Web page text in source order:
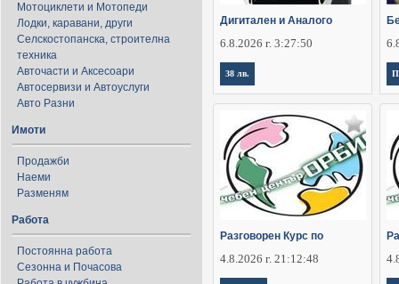
Мотоциклети и Мотопеди
Лодки, каравани, други
Селскостопанска, строителна
техника
Авточасти и Аксесоари
Автосервизи и Автоуслуги
Авто Разни
Имоти
Продажби
Наеми
Разменям
Работа
Постоянна работа
Сезонна и Почасова
Дигитален и Аналого
6.8.2026 г. 3:27:50
38 лв.
Разговорен Курс по
4.8.2026 г. 21:12:48